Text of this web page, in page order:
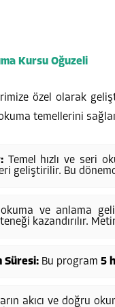
Kursu Oğuzeli
özel olarak
temellerini
Temel hızlı ve seri
geliştirilir. Bu
ve anlama
kazandırılır.
Süresi: Bu program 5
akıcı ve doğru